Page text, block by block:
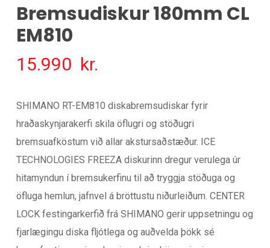
Bremsudiskur 180mm CL
EM810
15.990 kr.
SHIMANO RT-EM810 diskabremsudiskar fyrir
hraðaskynjarakerfi skila öflugri og stöðugri
bremsuafköstum við allar akstursaðstæður. ICE
TECHNOLOGIES FREEZA diskurinn dregur verulega úr
hitamyndun í bremsukerfinu til að tryggja stöðuga og
öfluga hemlun, jafnvel á bröttustu niðurleiðum. CENTER
LOCK festingarkerfið frá SHIMANO gerir uppsetningu og
fjarlægingu diska fljótlega og auðvelda þökk sé